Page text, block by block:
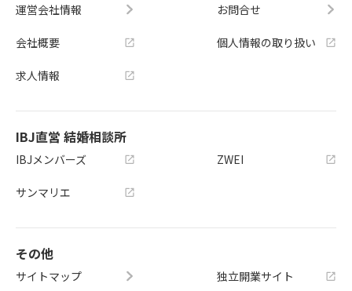
運営会社情報
会社概要
求人情報
お問合せ
個人情報の取り扱い
IBJ直営 結婚相談所
IBJメンバーズ
サンマリエ
ZWEI
その他
サイトマップ
独立開業サイト